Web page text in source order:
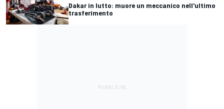
Dakar in lutto: muore un meccanico nell'ultimo
trasferimento